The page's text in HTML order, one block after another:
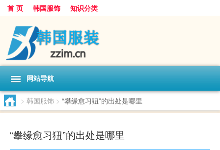
首 页 韩国服饰 知识分类
网站导航
> 韩国服饰 > “攀缘愈习狃”的出处是哪里
“攀缘愈习狃”的出处是哪里